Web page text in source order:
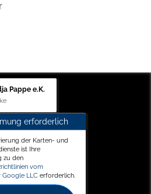
Pappe e.K.
erforderlich
der Karten- und
ist Ihre
zu den
vom
Google LLC erforderlich.